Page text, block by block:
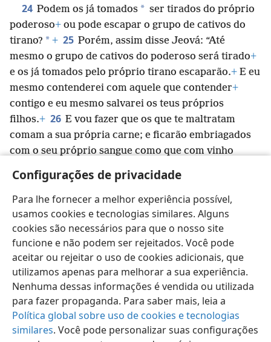
Configurações de privacidade
Para lhe fornecer a melhor experiência possível,
usamos cookies e tecnologias similares. Alguns
cookies são necessários para que o nosso site
funcione e não podem ser rejeitados. Você pode
aceitar ou rejeitar o uso de cookies adicionais, que
utilizamos apenas para melhorar a sua experiência.
Nenhuma dessas informações é vendida ou utilizada
para fazer propaganda. Para saber mais, leia a
Política global sobre uso de cookies e tecnologias
similares. Você pode personalizar suas configurações
24 Podem os já tomados * ser tirados do próprio
poderoso+ ou pode escapar o grupo de cativos do
tirano? * + 25 Porém, assim disse Jeová: “Até
mesmo o grupo de cativos do poderoso será tirado+
e os já tomados pelo próprio tirano escaparão.+ E eu
mesmo contenderei com aquele que contender+
contigo e eu mesmo salvarei os teus próprios
filhos.+ 26 E vou fazer que os que te maltratam
comam a sua própria carne; e ficarão embriagados
com o seupróprio sangue como que com vinho
sou teu Salvador+ e teu Resgatador,+
Jacó.”+
Português (Brasil) Compartilhar Preferências
Copyright © 2026 Watch Tower Bible and Tract Society of Pennsylvania
Termos de Uso
Política de Privacidade
Configurações de Privacidade
JW.ORG Login